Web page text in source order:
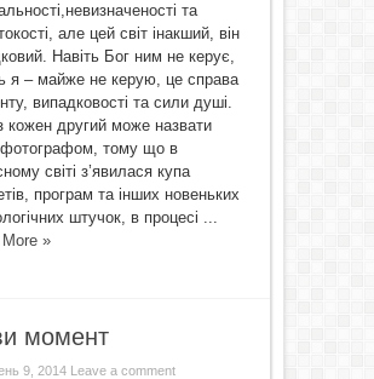
та
але цей світ інакший, він
Навіть Бог ним не керує,
я – майже не керую, це справа
випадковості та сили душі.
кожен другий може назвати
тому що в
світі з’явилася купа
програм та інших новеньких
штучок, в процесі ...
More »
момент
9, 2014 Leave a comment